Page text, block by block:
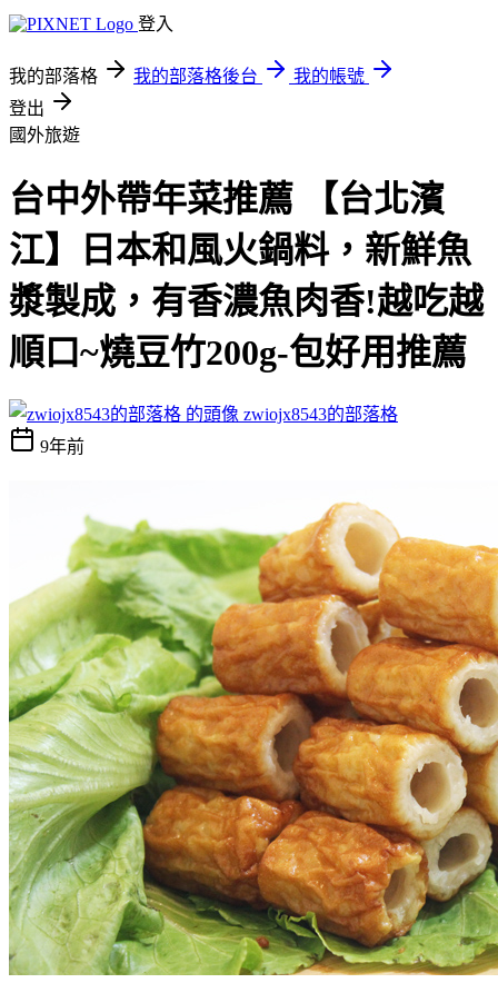
登入
我的部落格 我的部落格後台
我的帳號
登出
國外旅遊
台中外帶年菜推薦 【台北濱
江】日本和風火鍋料，新鮮魚
漿製成，有香濃魚肉香!越吃越
順口~燒豆竹200g-包好用推薦
zwiojx8543的部落格
9年前